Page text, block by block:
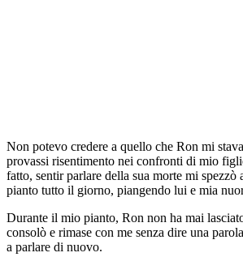
Non potevo credere a quello che Ron mi
provassi risentimento nei confronti di mio
fatto, sentir parlare della sua morte mi
pianto tutto il giorno, piangendo lui e mia
Durante il mio pianto, Ron non ha mai
consolò e rimase con me senza dire una
a parlare di nuovo.